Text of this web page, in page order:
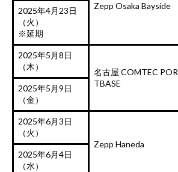
Zepp Osaka Bayside
2025年4月23日
（火）
※延期
2025年5月8日
（木）
名古屋 COMTEC POR
TBASE
2025年5月9日
（金）
2025年6月3日
（火）
Zepp Haneda
2025年6月4日
（水）